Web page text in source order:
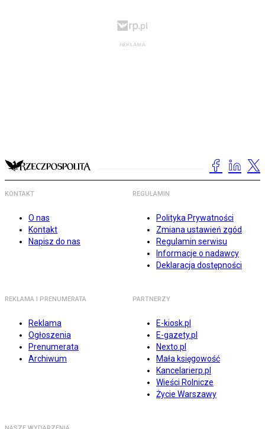
KONTAKT
O nas
Kontakt
Napisz do nas
REGULAMIN
Polityka Prywatności
Zmiana ustawień zgód
Regulamin serwisu
Informacje o nadawcy
Deklaracja dostępności
REKLAMA I PRENUMERATA
Reklama
Ogłoszenia
Prenumerata
Archiwum
PARTNERZY
E-kiosk.pl
E-gazety.pl
Nexto.pl
Mała księgowość
Kancelarierp.pl
Wieści Rolnicze
Życie Warszawy